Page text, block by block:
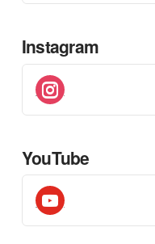
Instagram
instagram
YouTube
youtube